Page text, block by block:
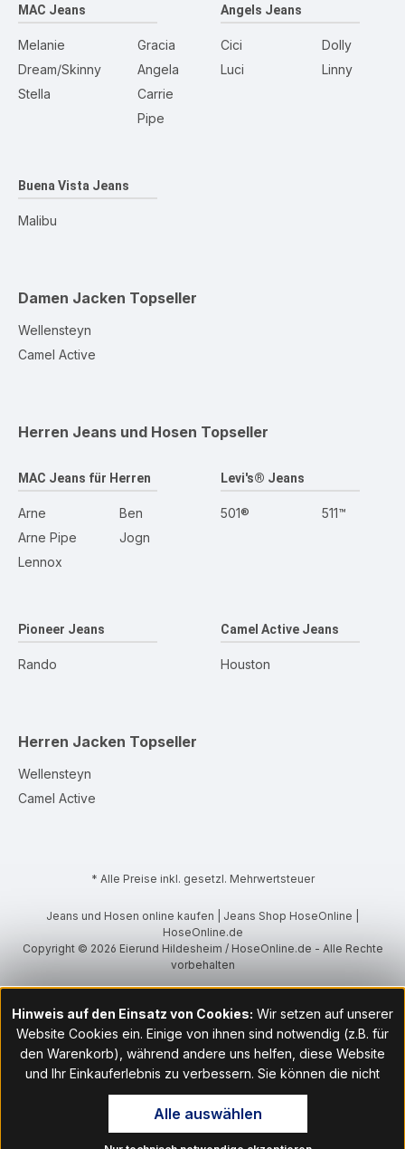
MAC Jeans
Melanie
Dream/Skinny
Stella
Gracia
Angela
Carrie
Pipe
Angels Jeans
Cici
Luci
Dolly
Linny
Buena Vista Jeans
Malibu
Damen Jacken Topseller
Wellensteyn
Camel Active
Herren Jeans und Hosen Topseller
MAC Jeans für Herren
Arne
Arne Pipe
Lennox
Ben
Jogn
Levi's® Jeans
501® 511™
Pioneer Jeans
Rando
Camel Active Jeans
Houston
Herren Jacken Topseller
Wellensteyn
Camel Active
* Alle Preise inkl. gesetzl. Mehrwertsteuer
Jeans und Hosen online kaufen | Jeans Shop HoseOnline |
HoseOnline.de
Copyright © 2026 Eierund Hildesheim / HoseOnline.de - Alle Rechte
vorbehalten
Hinweis auf den Einsatz von Cookies: Wir setzen auf unserer
Website Cookies ein. Einige von ihnen sind notwendig (z.B. für
den Warenkorb), während andere uns helfen, diese Website
und Ihr Einkauferlebnis zu verbessern. Sie können die nicht
notwendigen Cookies mit Klick auf „OK“ akzeptieren oder per
Klick auf "Nur technisch notwendige akzeptieren" ablehnen. Den
Zugang zu den Cookie-Einstellungen finden Sie im Fußbereich
Alle auswählen